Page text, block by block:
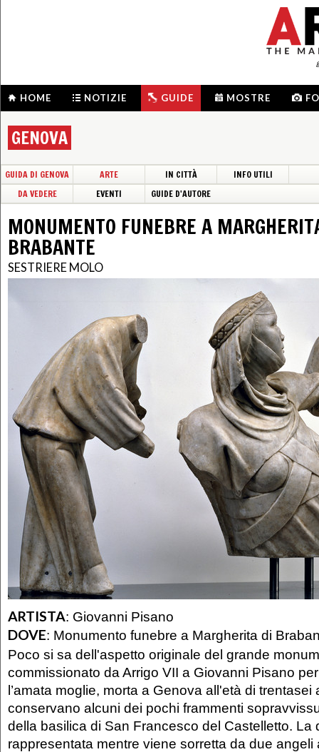
HOME NOTIZIE GUIDE MOSTRE
GENOVA
GUIDA DI GENOVA ARTE IN CITTÀ
INFO UTILI
DA VEDERE
EVENTI GUIDE D'AUTORE
MONUMENTO FUNEBRE A
BRABANTE
SESTRIERE MOLO
ARTISTA: Giovanni Pisano
DOVE: Monumento funebre a Margherita di
Poco si sa dell'aspetto originale del grande
commissionato da Arrigo VII a Giovanni Pisano
l’amata moglie, morta a Genova all'età di trentasei
conservano alcuni dei pochi frammenti
della basilica di San Francesco del Castelletto. La
rappresentata mentre viene sorretta da due angeli